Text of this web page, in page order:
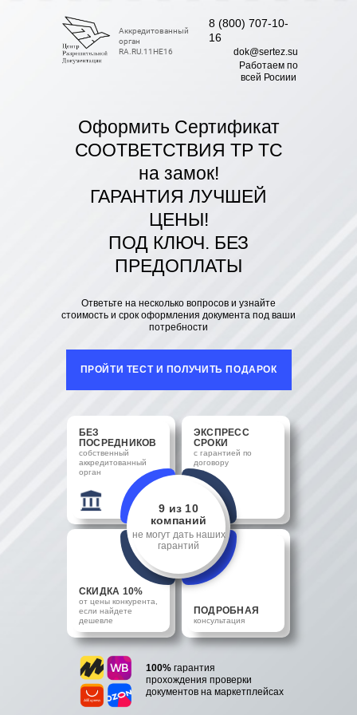
Аккредитованный
орган
RA.RU.11НЕ16
8 (800) 707-10-
16
dok@sertez.su
Работаем по
всей Росиии
Оформить Сертификат
СООТВЕТСТВИЯ ТР ТС
на замок!
ГАРАНТИЯ ЛУЧШЕЙ
ЦЕНЫ!
ПОД КЛЮЧ. БЕЗ
ПРЕДОПЛАТЫ
Ответьте на несколько вопросов и узнайте
стоимость и срок оформления документа под ваши
потребности
ПРОЙТИ ТЕСТ И ПОЛУЧИТЬ ПОДАРОК
БЕЗ
ПОСРЕДНИКОВ
собственный
аккредитованный
орган
ЭКСПРЕСС
СРОКИ
с гарантией по
договору
9 из 10
компаний
не могут дать наших
гарантий
СКИДКА 10%
от цены конкурента,
если найдете
дешевле
ПОДРОБНАЯ
консультация
100% гарантия
прохождения проверки
документов на маркетплейсах